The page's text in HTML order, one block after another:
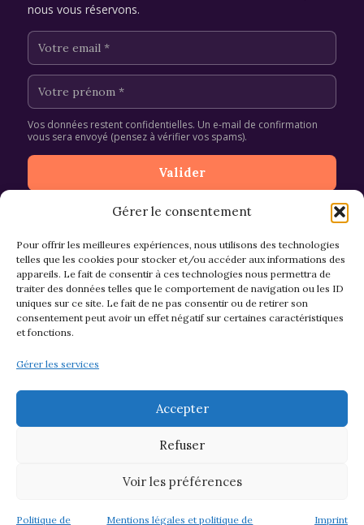
Gérer le consentement
Pour offrir les meilleures expériences, nous utilisons des technologies
telles que les cookies pour stocker et/ou accéder aux informations des
appareils. Le fait de consentir à ces technologies nous permettra de
traiter des données telles que le comportement de navigation ou les ID
uniques sur ce site. Le fait de ne pas consentir ou de retirer son
consentement peut avoir un effet négatif sur certaines caractéristiques
et fonctions.
Gérer les services
Accepter
Refuser
Voir les préférences
Politique de Mentions légales et politique de Imprint
nous vous réservons.
Vos données restent confidentielles. Un e-mail de confirmation
vous sera envoyé (pensez à vérifier vos spams).
CGV et Retours
Mentions légales & confidentialité
© 2026 Asso M&M - Thème WordPress par
Kadence WP